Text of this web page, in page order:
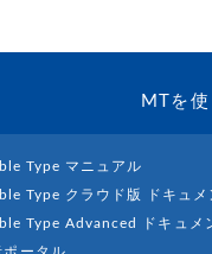
MTを使
Type マニュアル
Type クラウド版 ドキュメ
Type Advanced ドキュメ